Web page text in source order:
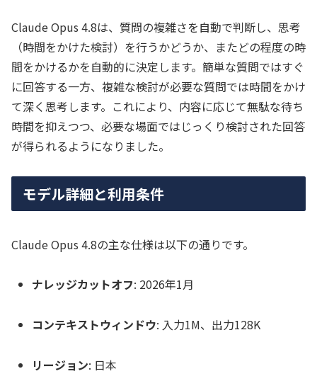
Claude Opus 4.8は、質問の複雑さを自動で判断し、思考
（時間をかけた検討）を行うかどうか、またどの程度の時
間をかけるかを自動的に決定します。簡単な質問ではすぐ
に回答する一方、複雑な検討が必要な質問では時間をかけ
て深く思考します。これにより、内容に応じて無駄な待ち
時間を抑えつつ、必要な場面ではじっくり検討された回答
が得られるようになりました。
モデル詳細と利用条件
Claude Opus 4.8の主な仕様は以下の通りです。
ナレッジカットオフ: 2026年1月
コンテキストウィンドウ: 入力1M、出力128K
リージョン: 日本